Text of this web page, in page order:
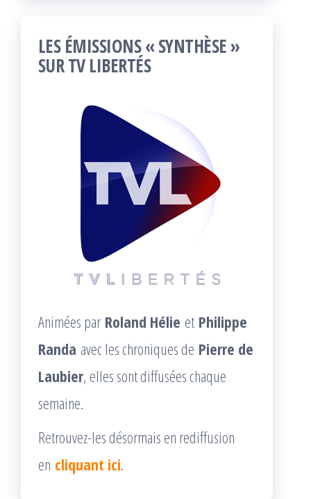
LES ÉMISSIONS « SYNTHÈSE »
SUR TV LIBERTÉS
Animées par Roland Hélie et Philippe
Randa avec les chroniques de Pierre de
Laubier, elles sont diffusées chaque
semaine.
Retrouvez-les désormais en rediffusion
en cliquant ici.